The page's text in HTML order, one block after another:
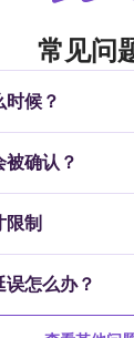
常见问
候？
以乘坐计划中的
时将无法接受预
确认？
天回复您。
限制
携带三边总长超
个及之后需额外
怎么办？
为其他乘客也会